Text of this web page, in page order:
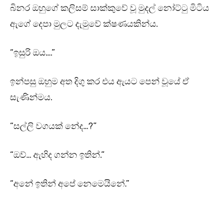
බිනර ඔහුගේ කලිසම් සාක්කුවේ වූ මුදල් නෝට්ටු මිටිය
ඇගේ දෙපා මුලට දැමුවේ ක්ෂණයකින්ය.
“ඉසුරි ඔය….”
ඉන්පසු ඔහුම අත දිගු කර එය ඇයට පෙන් වූයේ ඒ
සැණින්මය.
“සල්ලි වගයක් නේද…?”
“ඔව්… ඇහිද ගන්න ඉතින්.”
“අනේ ඉතින් අපේ නෙමෙයිනේ.”